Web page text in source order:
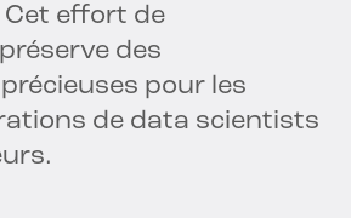
effort de
des
pour les
de data scientists